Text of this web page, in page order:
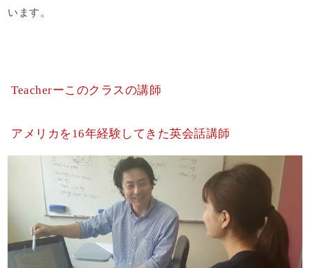
います。
Teacherーこのクラスの講師
アメリカを16年経験してきた英会話講師